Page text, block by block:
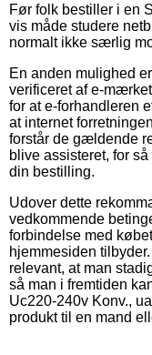
Før folk bestiller i en
vis måde studere
normalt ikke særlig
En anden mulighed
verificeret af e-
for at e-forhandleren
at internet
forstår de gældende
blive assisteret, for
din bestilling.
Udover dette
vedkommende
forbindelse med
hjemmesiden
relevant, at man
så man i fremtiden
Uc220-240v Konv.,
produkt til en mand